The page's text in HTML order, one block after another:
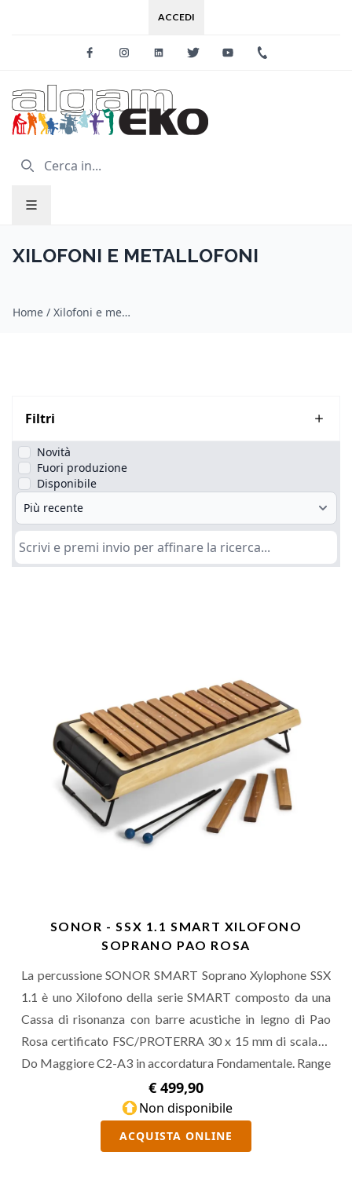
ACCEDI
FacebookInstagramLinkedinTwitter Youtube
XILOFONI E METALLOFONI
Home / Xilofoni e metallofoni
Filtri
Novità
Fuori produzione
Disponibile
SONOR - SSX 1.1 SMART XILOFONO
SOPRANO PAO ROSA
La percussione SONOR SMART Soprano Xylophone SSX
1.1 è uno Xilofono della serie SMART composto da una
Cassa di risonanza con barre acustiche in legno di Pao
Rosa certificato FSC/PROTERRA 30 x 15 mm di scala di
Do Maggiore C2-A3 in accordatura Fondamentale. Range
di 16 toni comprensivi di F#2, Bb2 e F#3. Mallets SCH 32
€ 499,90
Non disponibile
ACQUISTA ONLINE